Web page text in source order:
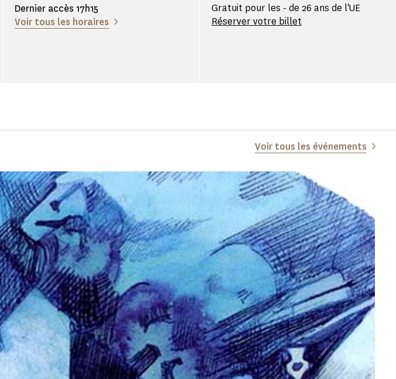
Dernier accès 17h15
Voir tous les horaires
Gratuit pour les - de 26 ans de l'UE
Réserver votre billet
Voir tous les événements